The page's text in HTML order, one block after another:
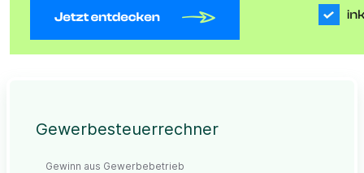
Gewerbesteuerrechner
Gewinn aus Gewerbebetrieb